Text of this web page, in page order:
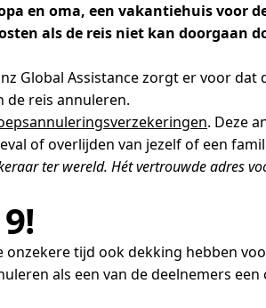
en oma, een vakantiehuis voor
als de reis niet kan doorgaan
Global Assistance zorgt er voor
de reis annuleren.
. Deze
of overlijden van jezelf of een
ter wereld. Hét vertrouwde adres
onzekere tijd ook dekking hebben
als een van de deelnemers